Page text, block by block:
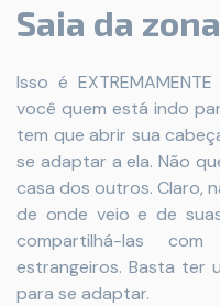
Saia da
Isso é
você quem está indo
tem que abrir sua
se adaptar a ela. Não
casa dos outros. Claro,
de onde veio e de
compartilhá-las
estrangeiros. Basta ter
para se adaptar.